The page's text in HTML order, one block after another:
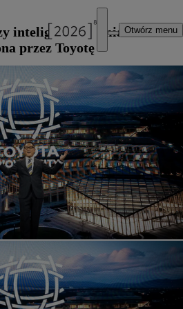
Otwórz menu
inteligentnego miasta
przez Toyotę